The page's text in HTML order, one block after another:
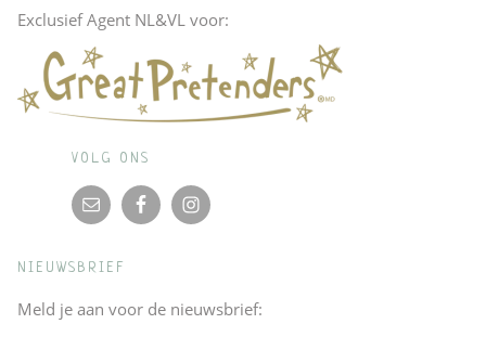
Exclusief Agent NL&VL voor:
VOLG ONS
NIEUWSBRIEF
Meld je aan voor de nieuwsbrief: